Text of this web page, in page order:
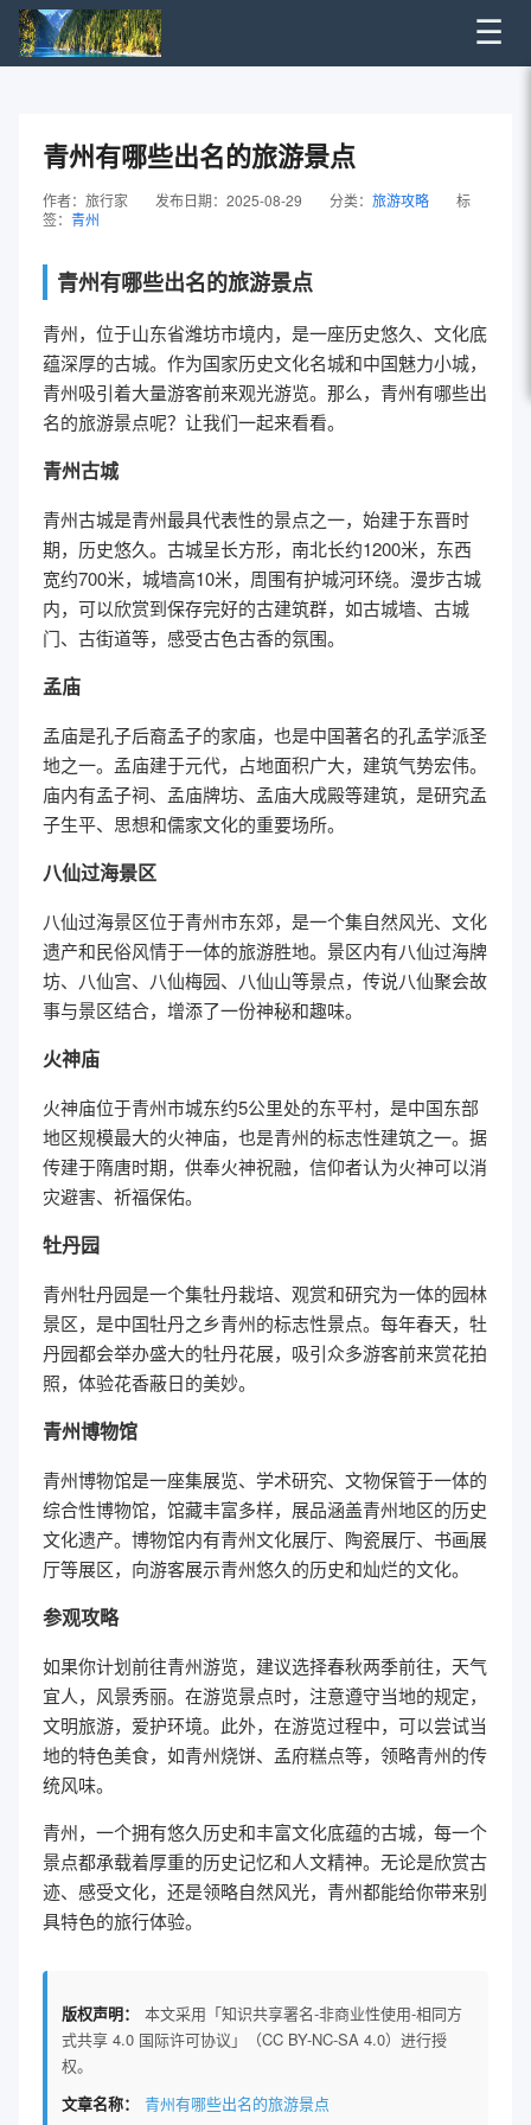
☰
青州有哪些出名的旅游景点
作者：旅行家 发布日期：2025-08-29 分类： 旅游攻略
标
签： 青州
青州有哪些出名的旅游景点
青州，位于山东省潍坊市境内，是一座历史悠久、文化底
蕴深厚的古城。作为国家历史文化名城和中国魅力小城，
青州吸引着大量游客前来观光游览。那么，青州有哪些出
名的旅游景点呢？让我们一起来看看。
青州古城
青州古城是青州最具代表性的景点之一，始建于东晋时
期，历史悠久。古城呈长方形，南北长约1200米，东西
宽约700米，城墙高10米，周围有护城河环绕。漫步古城
内，可以欣赏到保存完好的古建筑群，如古城墙、古城
门、古街道等，感受古色古香的氛围。
孟庙
孟庙是孔子后裔孟子的家庙，也是中国著名的孔孟学派圣
地之一。孟庙建于元代，占地面积广大，建筑气势宏伟。
庙内有孟子祠、孟庙牌坊、孟庙大成殿等建筑，是研究孟
子生平、思想和儒家文化的重要场所。
八仙过海景区
八仙过海景区位于青州市东郊，是一个集自然风光、文化
遗产和民俗风情于一体的旅游胜地。景区内有八仙过海牌
坊、八仙宫、八仙梅园、八仙山等景点，传说八仙聚会故
事与景区结合，增添了一份神秘和趣味。
火神庙
火神庙位于青州市城东约5公里处的东平村，是中国东部
地区规模最大的火神庙，也是青州的标志性建筑之一。据
传建于隋唐时期，供奉火神祝融，信仰者认为火神可以消
灾避害、祈福保佑。
牡丹园
青州牡丹园是一个集牡丹栽培、观赏和研究为一体的园林
景区，是中国牡丹之乡青州的标志性景点。每年春天，牡
丹园都会举办盛大的牡丹花展，吸引众多游客前来赏花拍
照，体验花香蔽日的美妙。
青州博物馆
青州博物馆是一座集展览、学术研究、文物保管于一体的
综合性博物馆，馆藏丰富多样，展品涵盖青州地区的历史
文化遗产。博物馆内有青州文化展厅、陶瓷展厅、书画展
厅等展区，向游客展示青州悠久的历史和灿烂的文化。
参观攻略
如果你计划前往青州游览，建议选择春秋两季前往，天气
宜人，风景秀丽。在游览景点时，注意遵守当地的规定，
文明旅游，爱护环境。此外，在游览过程中，可以尝试当
地的特色美食，如青州烧饼、孟府糕点等，领略青州的传
统风味。
青州，一个拥有悠久历史和丰富文化底蕴的古城，每一个
景点都承载着厚重的历史记忆和人文精神。无论是欣赏古
迹、感受文化，还是领略自然风光，青州都能给你带来别
具特色的旅行体验。
版权声明：
本文采用「知识共享署名-非商业性使用-相同方
式共享 4.0 国际许可协议」（CC BY-NC-SA 4.0）进行授
权。
文章名称：
青州有哪些出名的旅游景点